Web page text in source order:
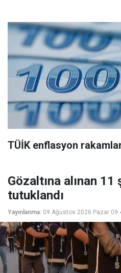
TÜİK enflasyon
Gözaltına alınan
tutuklandı
Yayınlanma: 09 Ağustos 2026 Pazar